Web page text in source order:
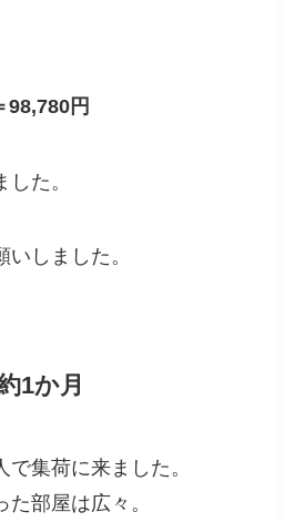
98,780円
た。
しました。
1か月
集荷に来ました。
部屋は広々。